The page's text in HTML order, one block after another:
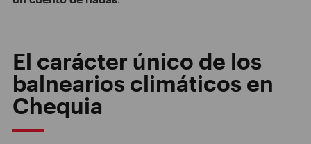
El carácter único de los
balnearios climáticos en
Chequia